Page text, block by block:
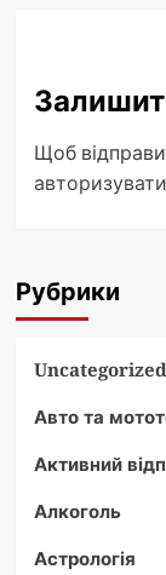
Щоб
Рубрики
Uncategorized
Авто та
Активний
Алкоголь
Астрологія